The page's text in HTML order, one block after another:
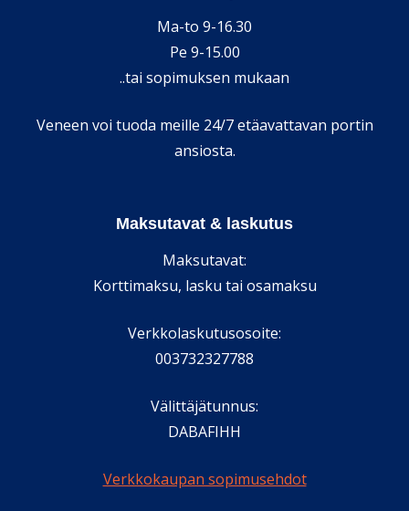
Ma-to 9-16.30
Pe 9-15.00
..tai sopimuksen mukaan
Veneen voi tuoda meille 24/7 etäavattavan portin
ansiosta.
Maksutavat & laskutus
Maksutavat:
Korttimaksu, lasku tai osamaksu
Verkkolaskutusosoite:
003732327788
Välittäjätunnus:
DABAFIHH
Verkkokaupan sopimusehdot